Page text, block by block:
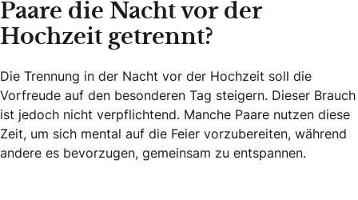
Paare die Nacht vor der
Hochzeit getrennt?
Die Trennung in der Nacht vor der Hochzeit soll die
Vorfreude auf den besonderen Tag steigern. Dieser Brauch
ist jedoch nicht verpflichtend. Manche Paare nutzen diese
Zeit, um sich mental auf die Feier vorzubereiten, während
andere es bevorzugen, gemeinsam zu entspannen.